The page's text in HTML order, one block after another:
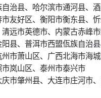
治县、哈尔滨市通河县、
友好区、衡阳市衡东县、
远市英德市、内蒙古赤峰
县、普洱市西盟佤族自治
市萧山区、广西北海市海
岚山区、泰州市泰兴市
市肇州县、大连市庄河市